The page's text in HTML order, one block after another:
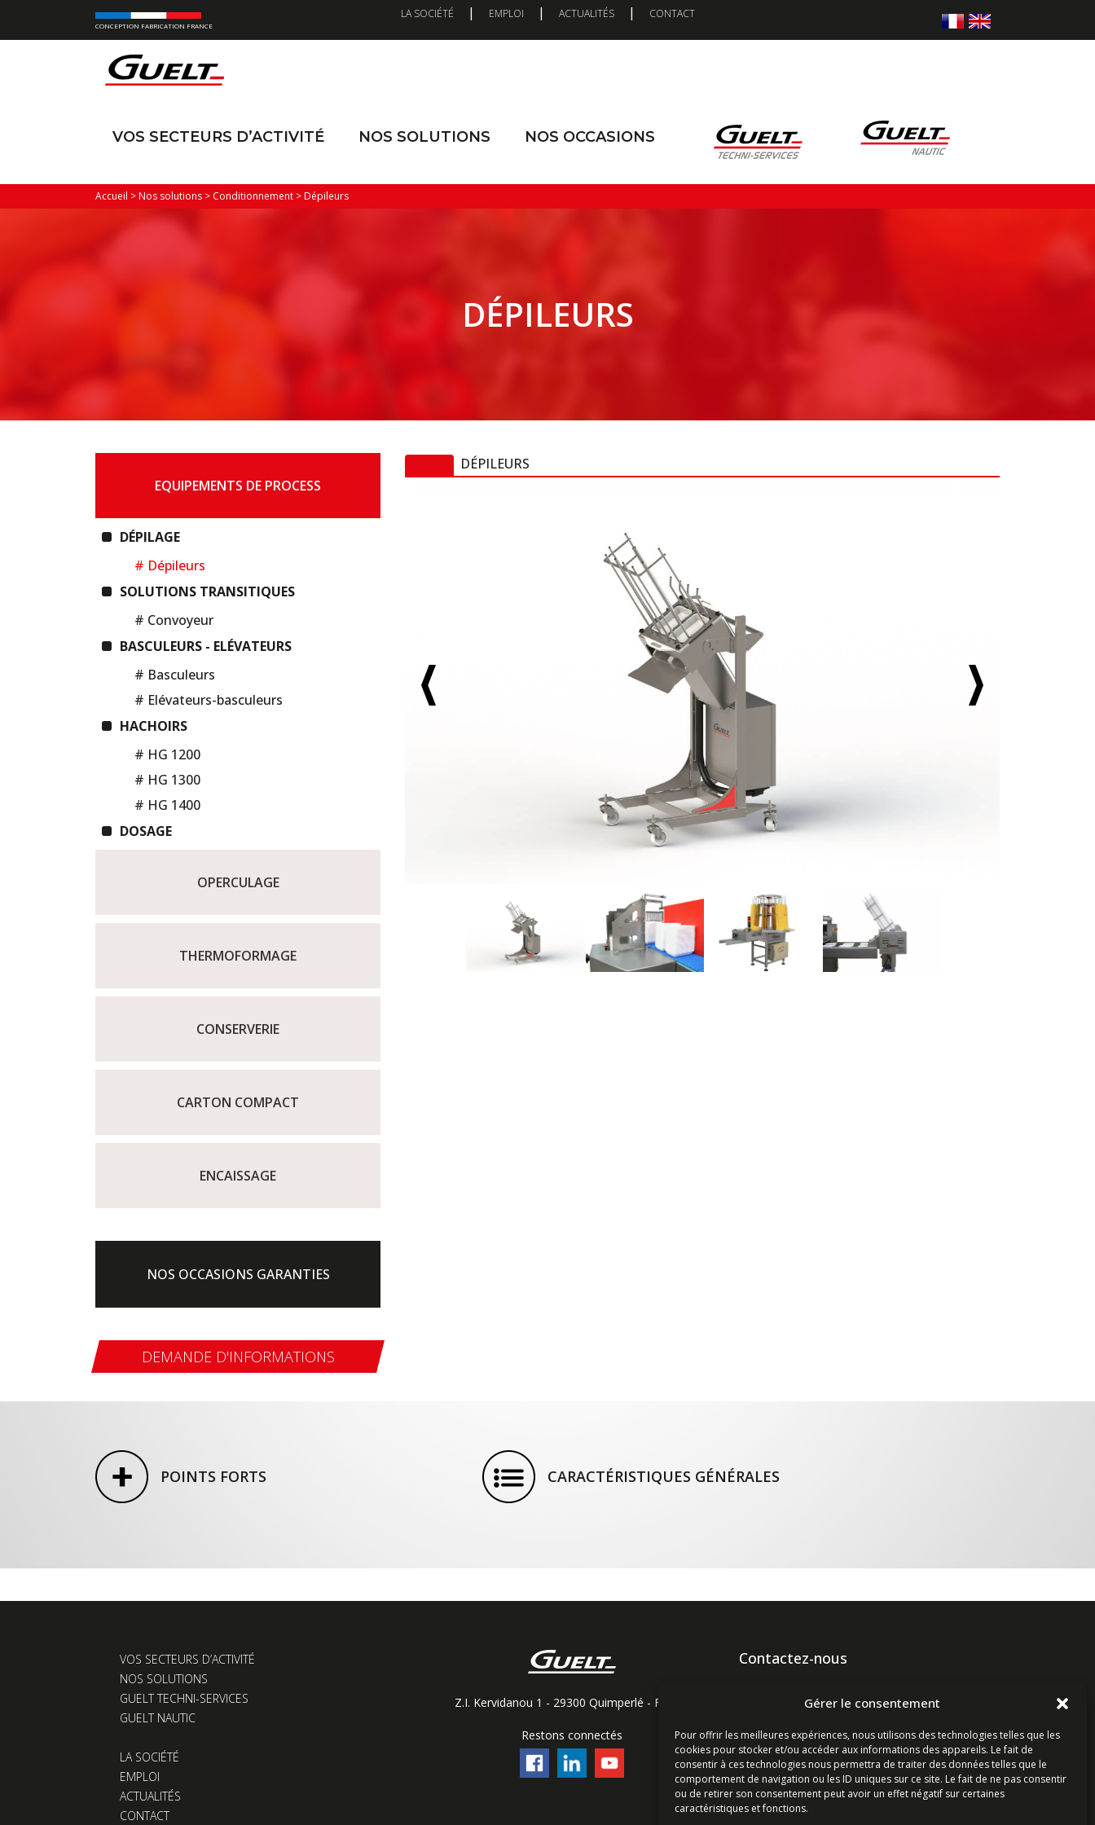
Gérer le consentement
Pour offrir les meilleures expériences, nous utilisons des technologies telles que les
cookies pour stocker et/ou accéder aux informations des appareils. Le fait de
consentir à ces technologies nous permettra de traiter des données telles que le
comportement de navigation ou les ID uniques sur ce site. Le fait de ne pas consentir
ou de retirer son consentement peut avoir un effet négatif sur certaines
caractéristiques et fonctions.
CONCEPTION FABRICATION FRANCE
LA SOCIÉTÉ | EMPLOI | ACTUALITÉS | CONTACT
VOS SECTEURS D’ACTIVITÉ NOS SOLUTIONS NOS OCCASIONS
Accueil > Nos solutions > Conditionnement > Dépileurs
DÉPILEURS
EQUIPEMENTS DE PROCESS
DÉPILAGE
# Dépileurs
SOLUTIONS TRANSITIQUES
# Convoyeur
BASCULEURS - ELÉVATEURS
# Basculeurs
# Elévateurs-basculeurs
HACHOIRS
# HG 1200
# HG 1300
# HG 1400
DOSAGE
OPERCULAGE
THERMOFORMAGE
CONSERVERIE
CARTON COMPACT
ENCAISSAGE
NOS OCCASIONS GARANTIES
DEMANDE D'INFORMATIONS
DÉPILEURS
POINTS FORTS CARACTÉRISTIQUES GÉNÉRALES
VOS SECTEURS D’ACTIVITÉ
NOS SOLUTIONS
GUELT TECHNI-SERVICES
GUELT NAUTIC
LA SOCIÉTÉ
EMPLOI
ACTUALITÉS
CONTACT
Z.I. Kervidanou 1 - 29300 Quimperlé - France
Restons connectés
Contactez-nous
Lundi-Vendredi 8h-12h & 13h15-17h15 | Samedi 8h-
Service Après-Vente : +33 (0)2 98 96 06 04
Lundi-Vendredi 6h-18h | Samedi 8h-12h